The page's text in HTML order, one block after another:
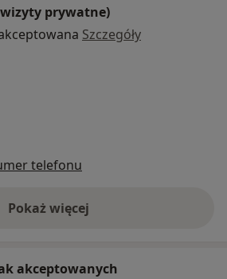
prywatne)
Szczegóły
telefonu
Pokaż więcej
o adresie
akceptowanych